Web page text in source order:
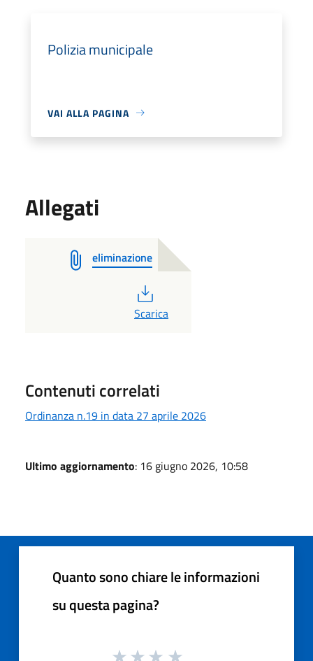
Polizia municipale
VAI ALLA PAGINA
Allegati
eliminazione
PDF
Scarica
Contenuti correlati
Ordinanza n.19 in data 27 aprile 2026
Ultimo aggiornamento: 16 giugno 2026, 10:58
Quanto sono chiare le informazioni
su questa pagina?